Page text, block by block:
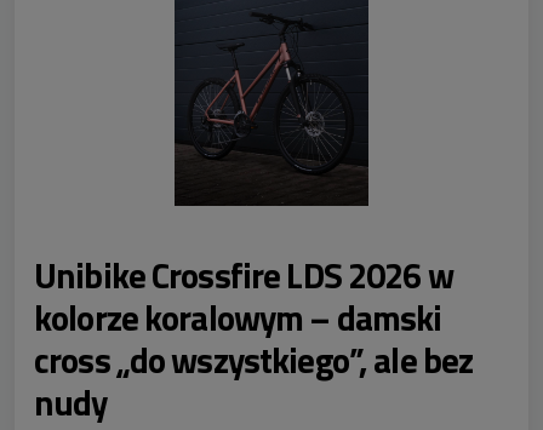
Unibike Crossfire LDS 2026 w
kolorze koralowym – damski
cross „do wszystkiego”, ale bez
nudy